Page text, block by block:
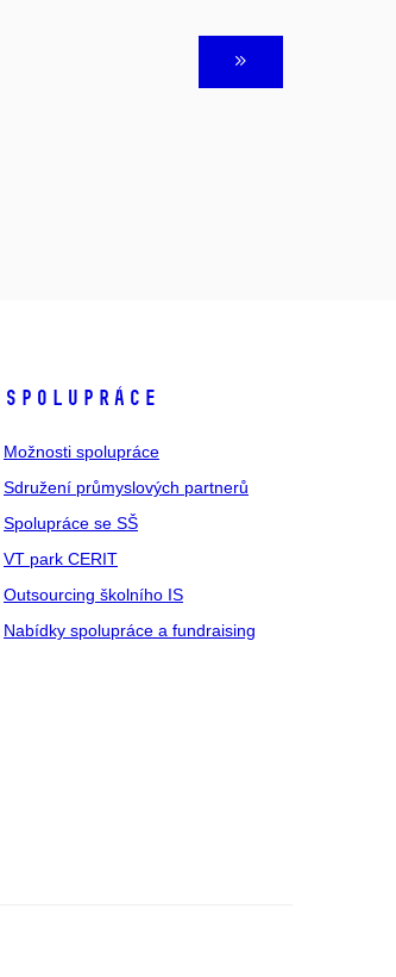
SPOLUPRÁCE
Možnosti spolupráce
Sdružení průmyslových partnerů
Spolupráce se SŠ
VT park CERIT
Outsourcing školního IS
Nabídky spolupráce a fundraising